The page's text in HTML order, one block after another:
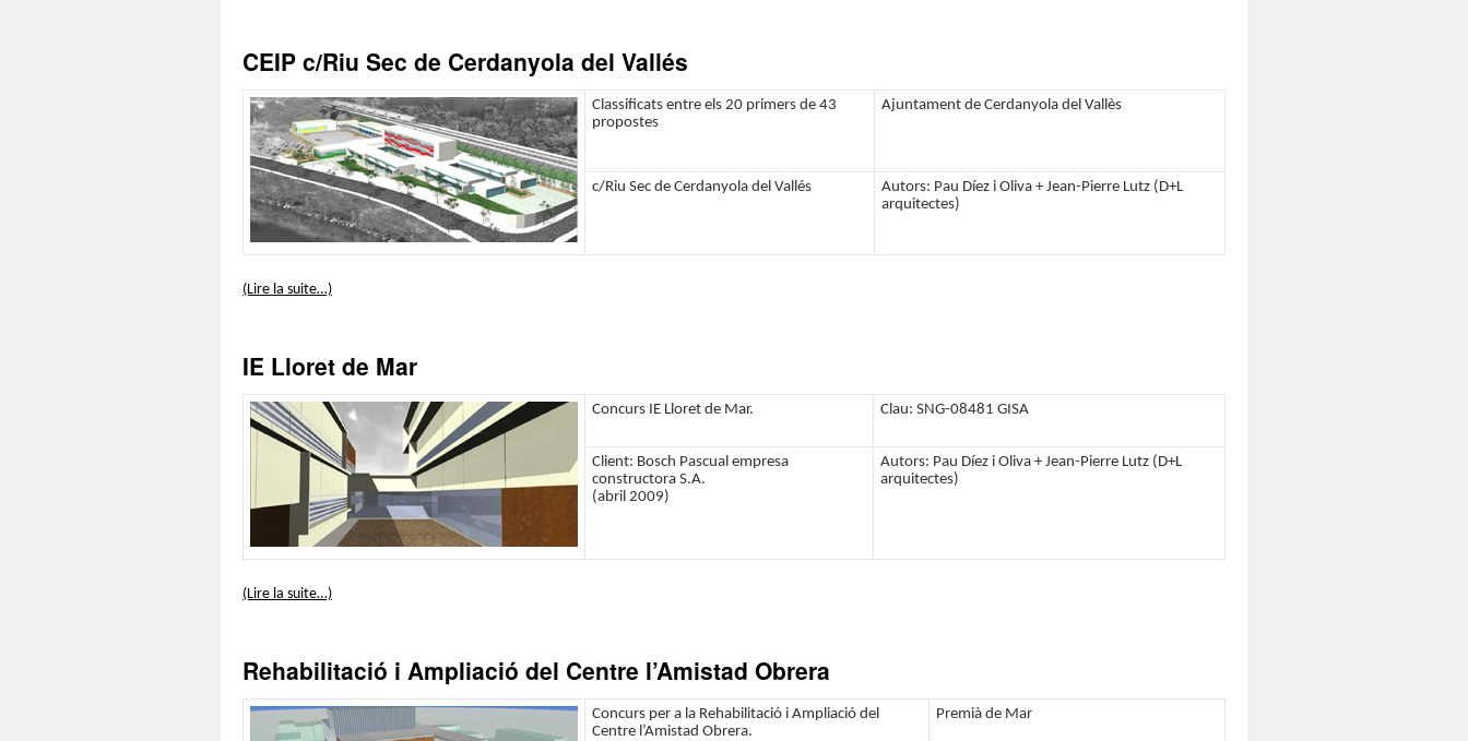
CEIP c/Riu Sec de Cerdanyola del Vallés
Classificats entre els 20 primers de 43
propostes
Ajuntament de Cerdanyola del Vallès
c/Riu Sec de Cerdanyola del Vallés
Autors: Pau Díez i Oliva + Jean-Pierre Lutz (D+L
arquitectes)
(Lire la suite…)
IE Lloret de Mar
Concurs IE Lloret de Mar. Clau: SNG-08481 GISA
Client: Bosch Pascual empresa
constructora S.A.
(abril 2009)
Autors: Pau Díez i Oliva + Jean-Pierre Lutz (D+L
arquitectes)
(Lire la suite…)
Rehabilitació i Ampliació del Centre l’Amistad Obrera
Concurs per a la Rehabilitació i Ampliació del
Centre l’Amistad Obrera.
Premià de Mar